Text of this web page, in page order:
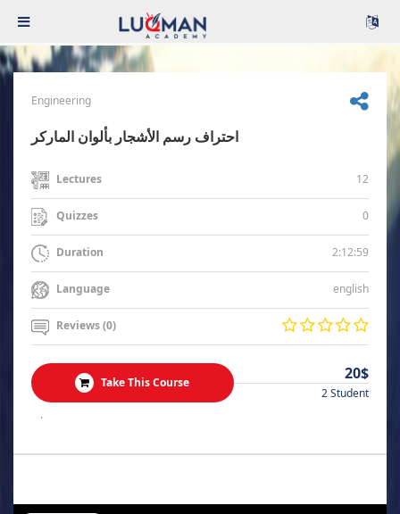
Engineering
احتراف رسم الأشجار بألوان الماركر
Lectures 12
Quizzes 0
Duration 2:12:59
Language english
Reviews (0)
Take This Course 20$
2 Student
.